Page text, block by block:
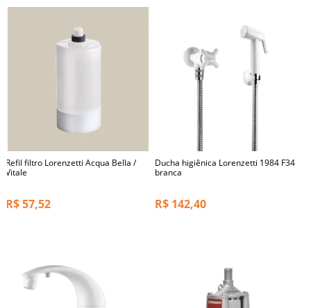
Refil filtro Lorenzetti Acqua Bella /
Vitale
R$57,52
Ducha higiênica Lorenzetti 1984 F34
branca
R$ 142,40